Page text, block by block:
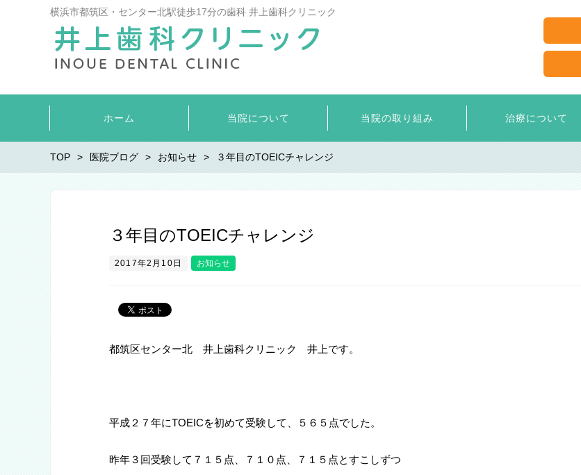
横浜市都筑区・センター北駅徒歩17分の歯科 井上歯科クリニック
ホーム 当院について 当院の取り組み 治療について
TOP 医院ブログ お知らせ ３年目のTOEICチャレンジ
３年目のTOEICチャレンジ
2017年2月10日 お知らせ
都筑区センター北 井上歯科クリニック 井上です。
平成２７年にTOEICを初めて受験して、５６５点でした。
昨年３回受験して７１５点、７１０点、７１５点とすこしずつ